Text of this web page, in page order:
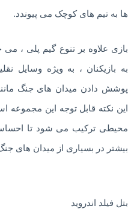
ها به تیم های کوچک می پیوندد.
بازی علاوه بر تنوع گیم پلی ، می
به بازیکنان ، به ویژه وسایل
پوشش دادن میدان های جنگ
این نکته قابل توجه این مجموعه
محیطی ترکیب می شود تا
بیشتر در بسیاری از میدان های
بتل فیلد اندروید